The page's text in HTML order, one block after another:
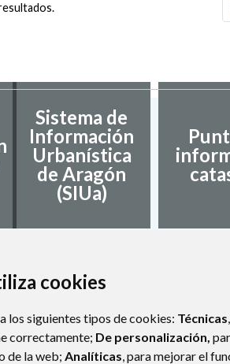
cookies
los siguientes tipos de cookies: Técnicas
correctamente; De personalización,
de la web; Analíticas, para mejorar el
Sistema de
Información
Urbanística
de Aragón
(SIUa)